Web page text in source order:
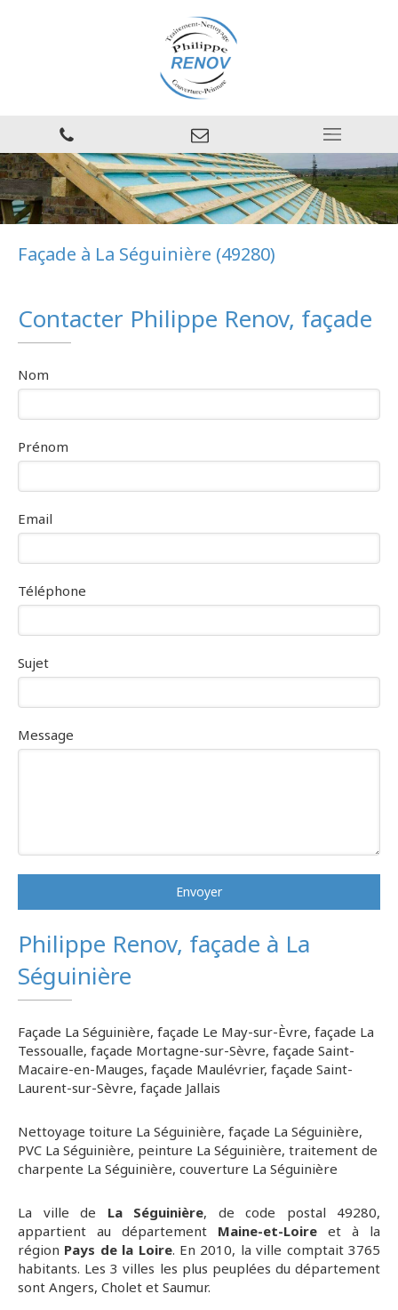
Façade à La Séguinière (49280)
Contacter Philippe Renov, façade
Nom
Prénom
Email
Téléphone
Sujet
Message
Envoyer
Philippe Renov, façade à La
Séguinière
Façade La Séguinière, façade Le May-sur-Èvre, façade La
Tessoualle, façade Mortagne-sur-Sèvre, façade Saint-
Macaire-en-Mauges, façade Maulévrier, façade Saint-
Laurent-sur-Sèvre, façade Jallais
Nettoyage toiture La Séguinière, façade La Séguinière,
PVC La Séguinière, peinture La Séguinière, traitement de
charpente La Séguinière, couverture La Séguinière
La ville de La Séguinière, de code postal 49280,
appartient au département Maine-et-Loire et à la
région Pays de la Loire. En 2010, la ville comptait 3765
habitants. Les 3 villes les plus peuplées du département
sont Angers, Cholet et Saumur.